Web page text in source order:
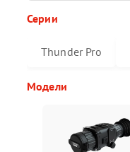
Серии
Thunder Pro
Модели